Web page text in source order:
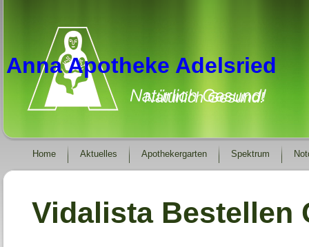
Anna Apotheke Adelsried
Natürlich Gesund!
Home Aktuelles Apothekergarten Spektrum
Vidalista Bestellen